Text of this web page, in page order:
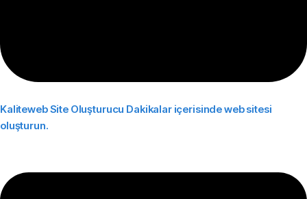
Kaliteweb Site Oluşturucu Dakikalar içerisinde web sitesi
oluşturun.